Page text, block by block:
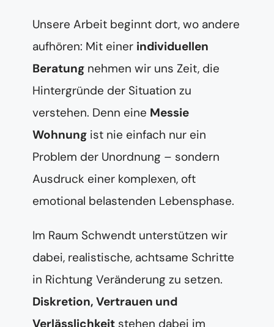
Unsere Arbeit beginnt dort, wo andere
aufhören: Mit einer individuellen
Beratung nehmen wir uns Zeit, die
Hintergründe der Situation zu
verstehen. Denn eine Messie
Wohnung ist nie einfach nur ein
Problem der Unordnung – sondern
Ausdruck einer komplexen, oft
emotional belastenden Lebensphase.
Im Raum Schwendt unterstützen wir
dabei, realistische, achtsame Schritte
in Richtung Veränderung zu setzen.
Diskretion, Vertrauen und
Verlässlichkeit stehen dabei im